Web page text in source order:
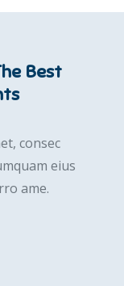
Best
consec
eius
ame.